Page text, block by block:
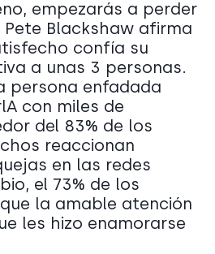
empezarás a perder
Blackshaw afirma
confía su
a unas 3 personas.
persona enfadada
con miles de
del 83% de los
reaccionan
en las redes
el 73% de los
la amable atención
les hizo enamorarse